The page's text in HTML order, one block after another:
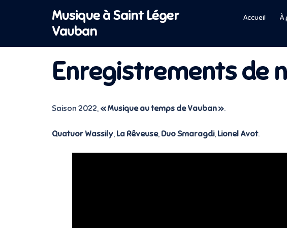
Musique à Saint Léger
Vauban
Accueil À
Enregistrements de
Saison 2022, « Musique au temps de Vauban».
Quatuor Wassily, La Rêveuse, Duo Smaragdi, Lionel Avot.